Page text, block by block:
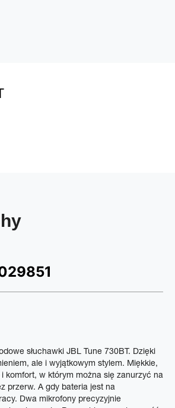
słuchawki JBL Tune 730BT. Dzięki
ale i wyjątkowym stylem. Miękkie,
komfort, w którym można się zanurzyć na
przerw. A gdy bateria jest na
Dwa mikrofony precyzyjnie